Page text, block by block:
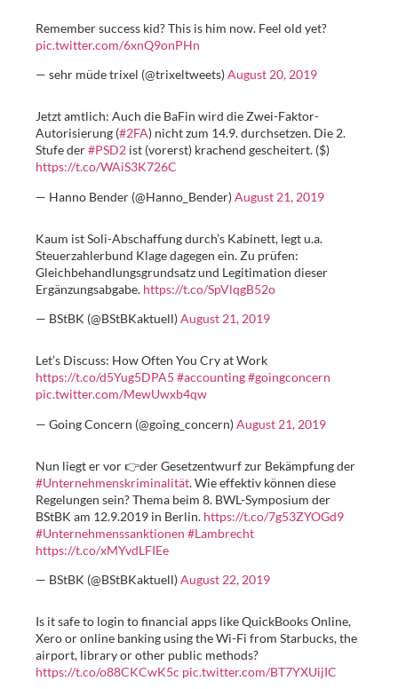
Remember success kid? This is him now. Feel old yet?
pic.twitter.com/6xnQ9onPHn
— sehr müde trixel (@trixeltweets)August 20, 2019
Jetzt amtlich: Auch die BaFin wird die Zwei-Faktor-
Autorisierung (#2FA) nicht zum 14.9. durchsetzen. Die 2.
Stufe der#PSD2 ist (vorerst) krachend gescheitert. ($)
https://t.co/WAiS3K726C
— Hanno Bender (@Hanno_Bender)August 21, 2019
Kaum ist Soli-Abschaffung durch’s Kabinett, legt u.a.
Steuerzahlerbund Klage dagegen ein. Zu prüfen:
Gleichbehandlungsgrundsatz und Legitimation dieser
Ergänzungsabgabe. https://t.co/SpVlqgB52o
— BStBK (@BStBKaktuell)August 21, 2019
Let’s Discuss: How Often You Cry at Work
https://t.co/d5Yug5DPA5 #accounting#goingconcern
pic.twitter.com/MewUwxb4qw
— Going Concern (@going_concern)August 21, 2019
Nun liegt er vor 👉der Gesetzentwurf zur Bekämpfung der
#Unternehmenskriminalität. Wie effektiv können diese
Regelungen sein? Thema beim 8. BWL-Symposium der
BStBK am 12.9.2019 in Berlin. https://t.co/7g53ZYOGd9
#Unternehmenssanktionen #Lambrecht
https://t.co/xMYvdLFIEe
— BStBK (@BStBKaktuell)August 22, 2019
Is it safe to login to financial apps like QuickBooks Online,
Xero or online banking using the Wi-Fi from Starbucks, the
airport, library or other public methods?
https://t.co/o88CKCwK5c pic.twitter.com/BT7YXUijIC